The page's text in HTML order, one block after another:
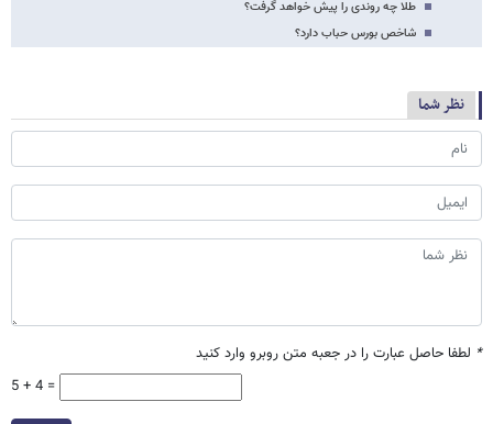
طلا چه روندی را پیش خواهد گرفت؟
شاخص بورس حباب دارد؟
نظر شما
* لطفا حاصل عبارت را در جعبه متن روبرو وارد کنید
5 + 4 =